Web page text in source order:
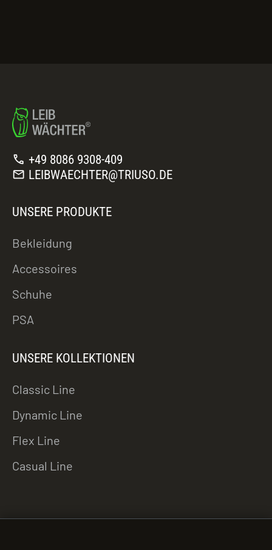
call +49 8086 9308-409
mail LEIBWAECHTER@TRIUSO.DE
UNSERE PRODUKTE
Bekleidung
Accessoires
Schuhe
PSA
UNSERE KOLLEKTIONEN
Classic Line
Dynamic Line
Flex Line
Casual Line